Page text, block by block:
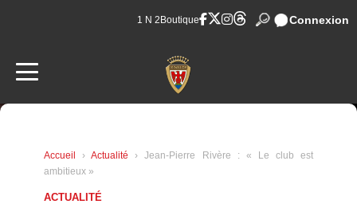
1 N 2 Boutique Connexion
Accueil ›Actualité › Jean-Pierre Rivère : « Le club est
ambitieux »
ACTUALITÉ